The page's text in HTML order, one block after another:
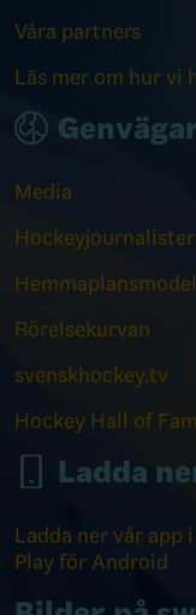
Våra partners
Läs mer om hur vi
Media
Rörelsekurvan
svenskhockey.tv
Hockey Hall of
Ladda
Ladda ner vår app
Play för Android